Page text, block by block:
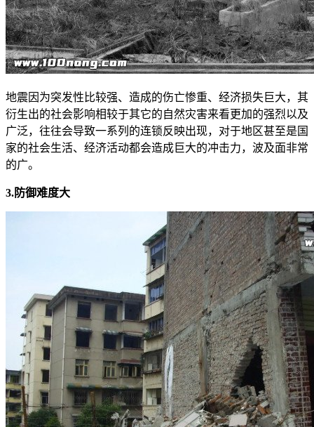
地震因为突发性比较强、造成的伤亡惨重、经济损失巨大，其
衍生出的社会影响相较于其它的自然灾害来看更加的强烈以及
广泛，往往会导致一系列的连锁反映出现，对于地区甚至是国
家的社会生活、经济活动都会造成巨大的冲击力，波及面非常
的广。
3.防御难度大